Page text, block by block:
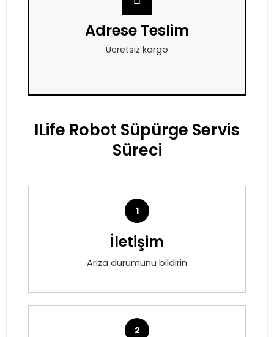
Adrese Teslim
Ücretsiz kargo
ILife Robot Süpürge Servis
Süreci
1
İletişim
Arıza durumunu bildirin
2